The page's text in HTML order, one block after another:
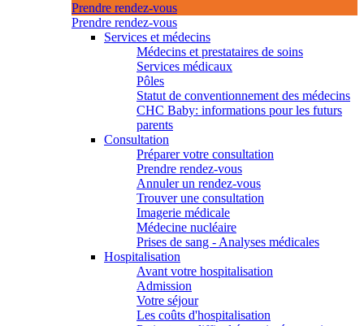
Prendre rendez-vous
Prendre rendez-vous
Services et médecins
Médecins et prestataires de soins
Services médicaux
Pôles
Statut de conventionnement des médecins
CHC Baby: informations pour les futurs
parents
Consultation
Préparer votre consultation
Prendre rendez-vous
Annuler un rendez-vous
Trouver une consultation
Imagerie médicale
Médecine nucléaire
Prises de sang - Analyses médicales
Hospitalisation
Avant votre hospitalisation
Admission
Votre séjour
Les coûts d'hospitalisation